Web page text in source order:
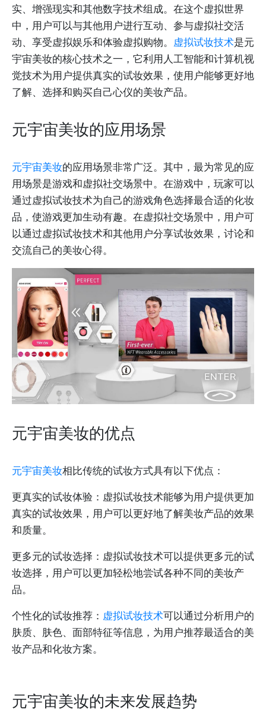
实、增强现实和其他数字技术组成。在这个虚拟世界
中，用户可以与其他用户进行互动、参与虚拟社交活
动、享受虚拟娱乐和体验虚拟购物。 虚拟试妆技术是元
宇宙美妆的核心技术之一，它利用人工智能和计算机视
觉技术为用户提供真实的试妆效果，使用户能够更好地
了解、选择和购买自己心仪的美妆产品。
元宇宙美妆的应用场景
元宇宙美妆的应用场景非常广泛。其中，最为常见的应
用场景是游戏和虚拟社交场景中。在游戏中，玩家可以
通过虚拟试妆技术为自己的游戏角色选择最合适的化妆
品，使游戏更加生动有趣。在虚拟社交场景中，用户可
以通过虚拟试妆技术和其他用户分享试妆效果，讨论和
交流自己的美妆心得。
元宇宙美妆的优点
元宇宙美妆相比传统的试妆方式具有以下优点：
更真实的试妆体验：虚拟试妆技术能够为用户提供更加
真实的试妆效果，用户可以更好地了解美妆产品的效果
和质量。
更多元的试妆选择：虚拟试妆技术可以提供更多元的试
妆选择，用户可以更加轻松地尝试各种不同的美妆产
品。
个性化的试妆推荐： 虚拟试妆技术可以通过分析用户的
肤质、肤色、面部特征等信息，为用户推荐最适合的美
妆产品和化妆方案。
元宇宙美妆的未来发展趋势